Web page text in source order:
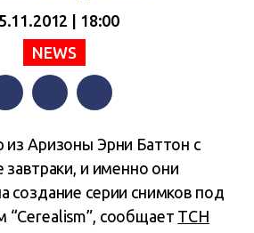
| 18:00
NEWS
из Аризоны Эрни Баттон с
завтраки, и именно они
создание серии снимков под
сообщает ТСН